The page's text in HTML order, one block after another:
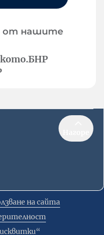
от нашите
на сайта